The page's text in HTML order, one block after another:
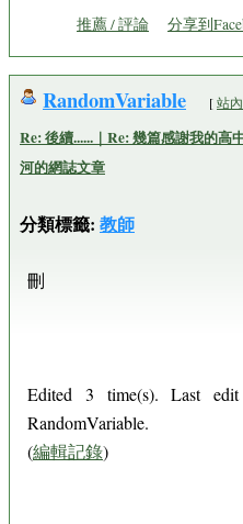
推薦 / 評論 分享到
RandomVariable [站
Re: 後續......｜Re: 幾篇感謝我的高
河的網誌文章
分類標籤: 教師
刪
Edited 3 time(s). Last
RandomVariable.
(編輯記錄)